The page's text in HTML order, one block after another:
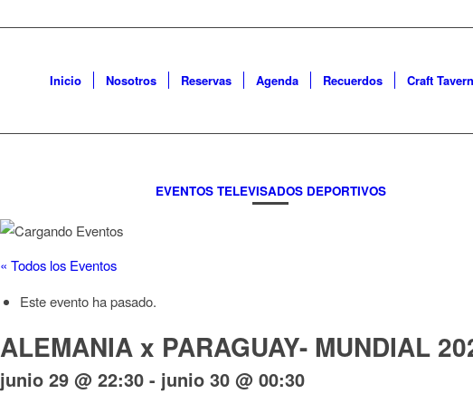
Inicio Nosotros Reservas Agenda Recuerdos Craft Tavern
EVENTOS TELEVISADOS DEPORTIVOS
« Todos los Eventos
Este evento ha pasado.
ALEMANIA x PARAGUAY- MUNDIAL
junio 29 @ 22:30 - junio 30 @ 00:30